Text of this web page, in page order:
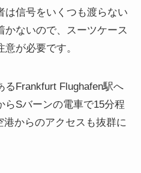
は信号をいくつも渡らない
かないので、スーツケース
が必要です。
るFrankfurt Flughafen駅へ
らSバーンの電車で15分程
港からのアクセスも抜群に